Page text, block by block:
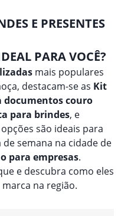
E PRESENTES
PARA VOCÊ?
mais populares
destacam-se as Kit
documentos couro
para brindes, e
opções são ideais para
semana na cidade de
para empresas.
e descubra como eles
na região.